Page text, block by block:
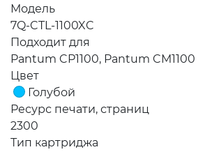
Модель
7Q-CTL-1100XC
Подходит для
Pantum CP1100, Pantum CM1100
Цвет
Голубой
Ресурс печати, страниц
2300
Тип картриджа